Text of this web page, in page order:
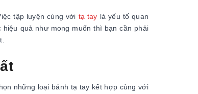
tập luyện cùng với tạ tay là yếu tố quan
quả như mong muốn thì bạn cần phải
những loại bánh tạ tay kết hợp cùng với